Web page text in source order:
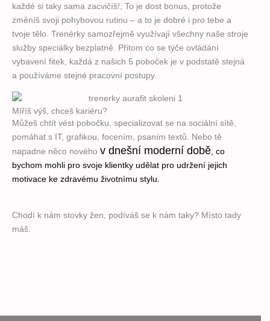
každé si taky sama zacvičíš!, To je dost bonus, protože
změníš svoji pohybovou rutinu – a to je dobré i pro tebe a
tvoje tělo. Trenérky samozřejmě využívají všechny naše stroje
služby speciálky bezplatně. Přitom co se týče ovládání
vybavení fitek, každá z našich 5 poboček je v podstatě stejná
a používáme stejné pracovní postupy.
Míříš výš, chceš kariéru?
Můžeš chtít vést pobočku, specializovat se na sociální sítě,
pomáhat s IT, grafikou, focením, psaním textů. Nebo tě
napadne něco nového v dnešní moderní době , co
bychom mohli pro svoje klientky udělat pro udržení jejich
motivace ke zdravému životnímu stylu.
Chodí k nám stovky žen, podíváš se k nám taky? Místo tady
máš.